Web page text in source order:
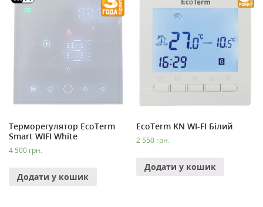
Терморегулятор EcoTerm
Smart WIFI White
4 500 грн.
Додати у кошик
EcoTerm KN WI-FI Білий
2 550 грн.
Додати у кошик